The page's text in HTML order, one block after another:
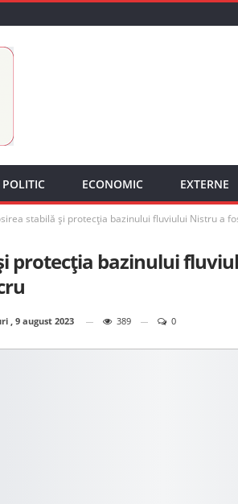
POLITIC ECONOMIC EXTERNE
stabilă și protecția bazinului fluviului Nistru a
protecția bazinului
, 9 august 2023 389 0